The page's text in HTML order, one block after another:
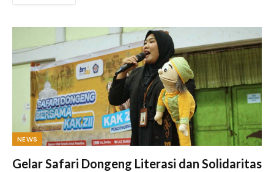
NEWS
Gelar Safari Dongeng Literasi dan Solidaritas